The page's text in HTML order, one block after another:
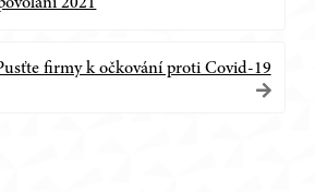
firmy k očkování proti Covid-19